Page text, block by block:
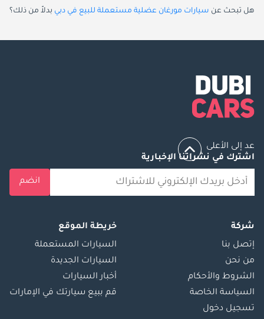
هل تبحث عن سيارات مورغان عضلية مستعملة للبيع في دبي بدلاً من ذلك؟
عد إلى الأعلى
اشترك في نشراتنا الإخبارية
انضم
شركة
إتصل بنا
من نحن
الشروط والأحكام
السياسة الخاصة
تسجيل دخول
خريطة الموقع
السيارات المستعملة
السيارات الجديدة
أخبار السيارات
قم ببيع سيارتك في الإمارات